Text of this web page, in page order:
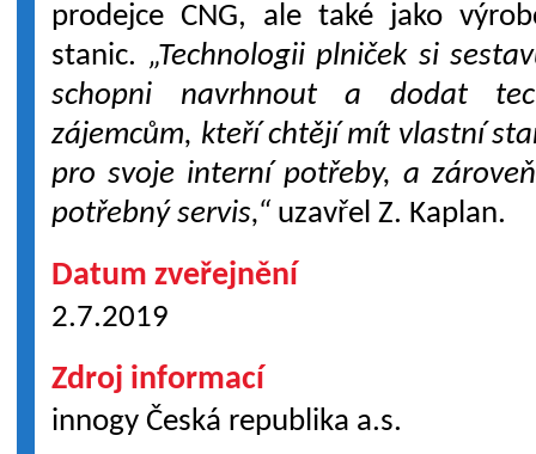
prodejce CNG, ale také jako
stanic. „Technologii plniček si
schopni navrhnout a dodat
zájemcům, kteří chtějí mít vlastní
pro svoje interní potřeby, a
potřebný servis,“ uzavřel Z. Kaplan.
Datum zveřejnění
2.7.2019
Zdroj informací
innogy Česká republika a.s.